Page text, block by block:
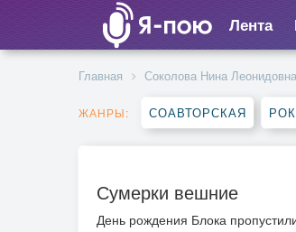
Лента
Главная Соколова Нина Леонидовна
ЖАНРЫ: СОАВТОРСКАЯ РОК
Сумерки вешние
День рождения Блока